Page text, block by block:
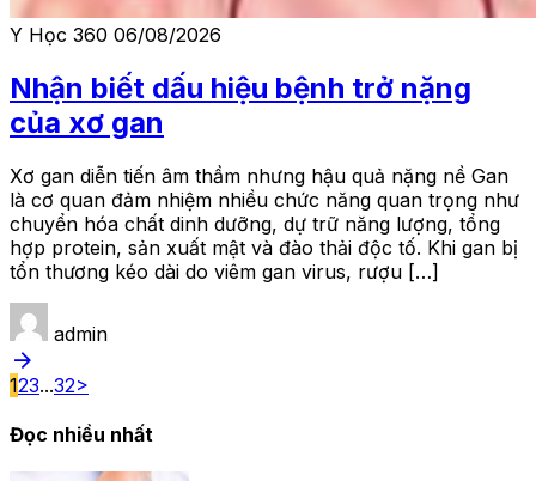
Y Học 360 06/08/2026
Nhận biết dấu hiệu bệnh trở nặng
của xơ gan
Xơ gan diễn tiến âm thầm nhưng hậu quả nặng nề Gan
là cơ quan đảm nhiệm nhiều chức năng quan trọng như
chuyển hóa chất dinh dưỡng, dự trữ năng lượng, tổng
hợp protein, sản xuất mật và đào thải độc tố. Khi gan bị
tổn thương kéo dài do viêm gan virus, rượu […]
admin
arrow_forward
123...32>
Đọc nhiều nhất